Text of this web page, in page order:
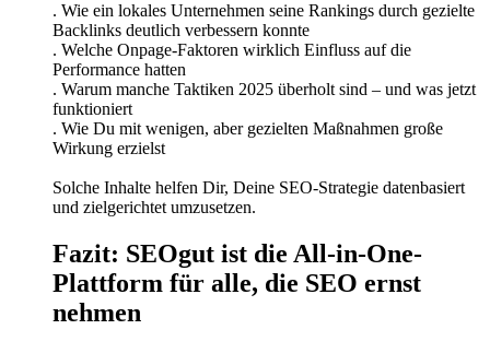
. Wie ein lokales Unternehmen seine Rankings durch gezielte
Backlinks deutlich verbessern konnte
. Welche Onpage-Faktoren wirklich Einfluss auf die
Performance hatten
. Warum manche Taktiken 2025 überholt sind – und was jetzt
funktioniert
. Wie Du mit wenigen, aber gezielten Maßnahmen große
Wirkung erzielst
Solche Inhalte helfen Dir, Deine SEO-Strategie datenbasiert
und zielgerichtet umzusetzen.
Fazit: SEOgut ist die All-in-One-
Plattform für alle, die SEO ernst
nehmen